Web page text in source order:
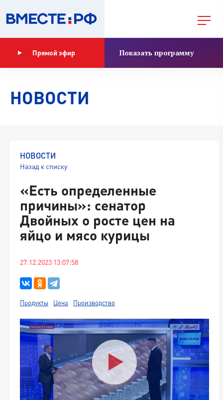
Прямой эфир Показать программу
НОВОСТИ
НОВОСТИ
Назад к списку
«Есть определенные
причины»: сенатор
Двойных о росте цен на
яйцо и мясо курицы
27.12.2023 13:07:58
Продукты Цена Производство